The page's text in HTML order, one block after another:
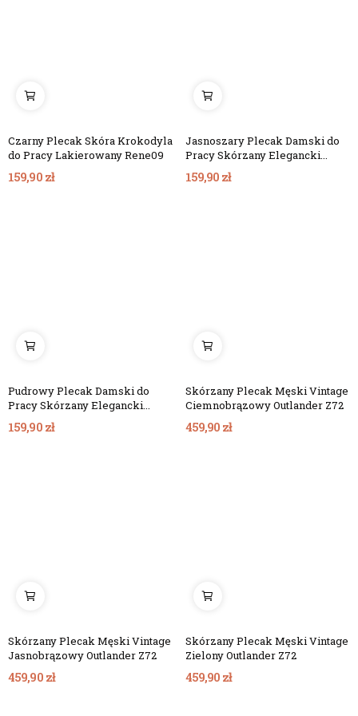
Czarny Plecak Skóra Krokodyla
do Pracy Lakierowany Rene09
159,90 zł
Jasnoszary Plecak Damski do
Pracy Skórzany Elegancki
Rene07
159,90 zł
Pudrowy Plecak Damski do
Pracy Skórzany Elegancki
Rene06
159,90 zł
Skórzany Plecak Męski Vintage
Ciemnobrązowy Outlander Z72
459,90 zł
Skórzany Plecak Męski Vintage
Jasnobrązowy Outlander Z72
459,90 zł
Skórzany Plecak Męski Vintage
Zielony Outlander Z72
459,90 zł